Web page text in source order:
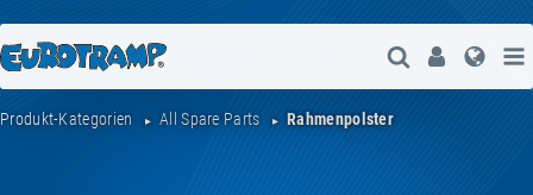
Suche
User
Produkt-Kategorien All Spare Parts Rahmenpolster